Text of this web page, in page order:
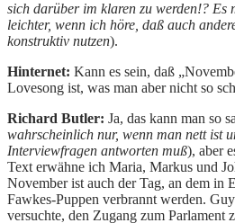
sich darüber im klaren zu werden!? Es
leichter, wenn ich höre, daß auch
konstruktiv nutzen).
Hinternet: Kann es sein, daß
Lovesong ist, was man aber nicht so
Richard Butler: Ja, das kann man so
wahrscheinlich nur, wenn man nett ist
Interviewfragen antworten muß), aber
Text erwähne ich Maria, Markus und
November ist auch der Tag, an dem in
Fawkes-Puppen verbrannt werden.
versuchte, den Zugang zum Parlament